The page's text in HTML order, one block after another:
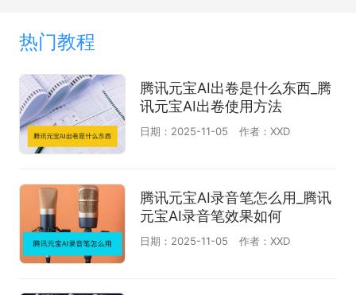
热门教程
腾讯元宝AI出卷是什么东西_腾
讯元宝AI出卷使用方法
日期：2025-11-05 作者：XXD
腾讯元宝AI录音笔怎么用_腾讯
元宝AI录音笔效果如何
日期：2025-11-05 作者：XXD